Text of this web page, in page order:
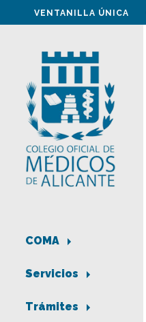
VENTANILLA ÚNICA
COMA
Servicios
Trámites